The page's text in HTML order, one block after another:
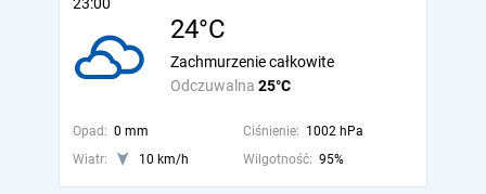
24°C
Odczuwalna 25°C
Zachmurzenie całkowite
Opad: 0 mm Ciśnienie: 1002 hPa
Wiatr:
10 km/h Wilgotność: 95%